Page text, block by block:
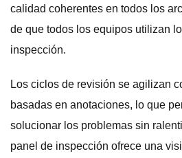
calidad coherentes en todos los
de que todos los equipos utilizan
inspección.
Los ciclos de revisión se agilizan
basadas en anotaciones, lo que
solucionar los problemas sin
panel de inspección ofrece una